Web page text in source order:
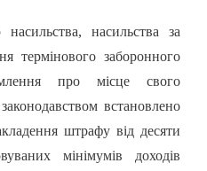
насильства за
термінового заборонного
про місце свого
встановлено
штрафу від десяти
мінімумів доходів